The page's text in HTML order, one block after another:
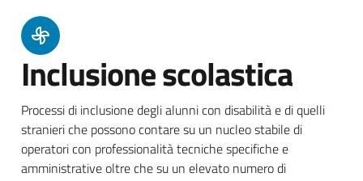
Inclusione scolastica
Processi di inclusione degli alunni con disabilità e di quelli
stranieri che possono contare su un nucleo stabile di
operatori con professionalità tecniche specifiche e
amministrative oltre che su un elevato numero di